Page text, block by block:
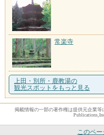
常楽寺
上田・別所・鹿教湯の
観光スポットをもっと見る
掲載情報の一部の著作権は提供元企業等
このペ